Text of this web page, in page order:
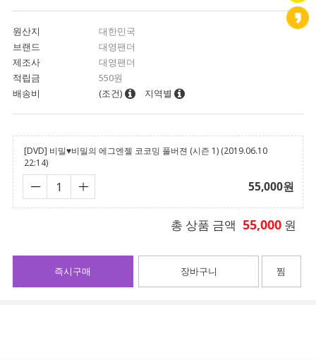
원산지
대한민국
브랜드
대영팬더
제조사
대영팬더
적립금
550원
배송비
(조건) 지역별
[DVD] 비밀♥비밀의 에그엔젤 코코밍 풀버젼 (시즌 1) (2019.06.10
22:14)
55,000원
총 상품 금액 55,000 원
장바구니
즉시구매 찜